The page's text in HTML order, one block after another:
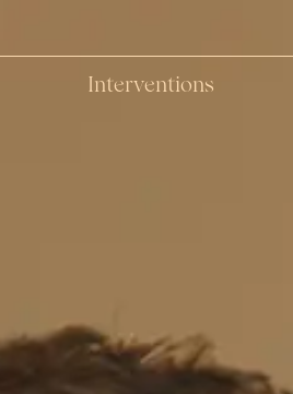
Interventions